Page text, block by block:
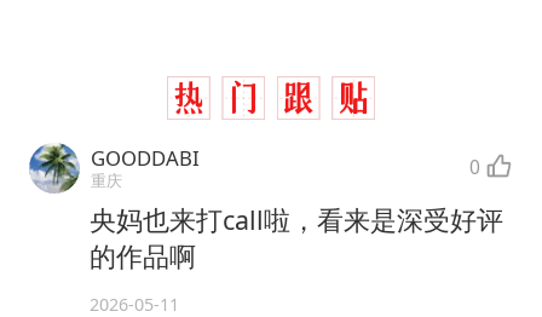
GOODDABI
重庆 0
央妈也来打call啦，看来是深受好评
的作品啊
2026-05-11